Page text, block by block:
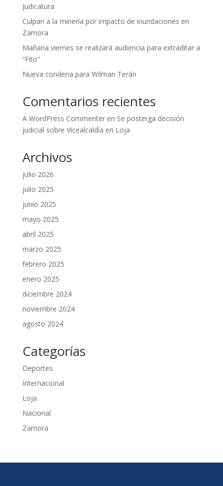
Judicatura
Culpan a la minería por impacto de inundaciones en
Zamora
Mañana viernes se realizará audiencia para extraditar a
“Fito”
Nueva condena para Wilman Terán
Comentarios recientes
A WordPress Commenteren Se posterga decisión
judicial sobre Vicealcaldía en Loja
Archivos
julio 2026
julio 2025
junio 2025
mayo 2025
abril 2025
marzo 2025
febrero 2025
enero 2025
diciembre 2024
noviembre 2024
agosto 2024
Categorías
Deportes
Internacional
Loja
Nacional
Zamora